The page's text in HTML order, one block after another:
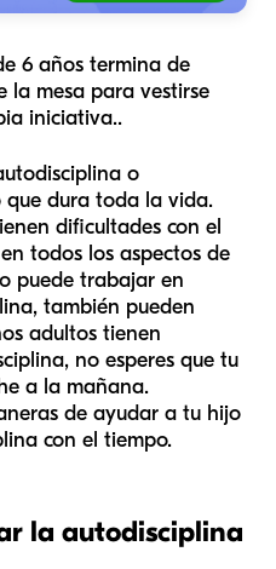
6 años termina de
la mesa para vestirse
iniciativa..
o
que dura toda la vida.
dificultades con el
todos los aspectos de
puede trabajar en
también pueden
adultos tienen
no esperes que tu
a la mañana.
de ayudar a tu hijo
con el tiempo.
la autodisciplina